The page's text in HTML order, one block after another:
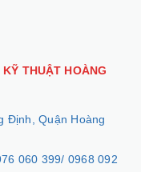
THUẬT HOÀNG
Định, Quận Hoàng
060 399/ 0968 092